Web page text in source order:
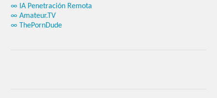
∞ IA Penetración Remota
∞ Amateur.TV
∞ ThePornDude